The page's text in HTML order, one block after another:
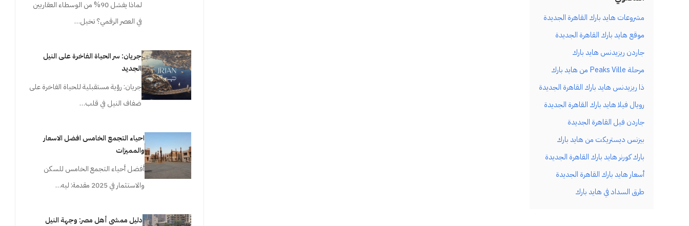
مشروعات هايد بارك القاهرة الجديدة
موقع هايد بارك القاهرة الجديدة
جاردن ريزيدنس هايد بارك
مرحلة Peaks Ville من هايد بارك
ذا ريزيدنس هايد بارك القاهرة الجديدة
رويال فيلا هايد بارك القاهرة الجديدة
جاردن فيل القاهرة الجديدة
بيزنس ديستريكت من هايد بارك
بارك كورنر هايد بارك القاهرة الجديدة
أسعار هايد بارك القاهرة الجديدة
طرق السداد في هايد بارك
لماذا يفشل 90% من الوسطاء العقاريين
في العصر الرقمي؟ تخيل…
جريان: سر الحياة الفاخرة على النيل
الجديد
جريان: رؤية مستقبلية للحياة الفاخرة على
ضفاف النيل في قلب…
احياء التجمع الخامس افضل الاسعار
والمميزات
أفضل أحياء التجمع الخامس للسكن
والاستثمار في 2025 مقدمة: ليه…
دليل ممشى أهل مصر: وجهة النيل